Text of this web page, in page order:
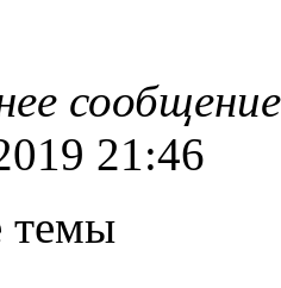
сообщение
21:46
темы